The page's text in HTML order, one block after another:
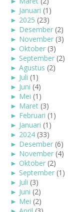
► Januari (1)
► 2025 (23)
► Desember (2)
► November (3)
► Oktober (3)
► September (2)
► Agustus (2)
► Juli (1)
► Juni (4)
► Mei (1)
► Maret (3)
► Februari (1)
► Januari (1)
► 2024 (33)
► Desember (6)
► November (4)
► Oktober (2)
► September (1)
► Juli (3)
► Juni (2)
► Mei (2)